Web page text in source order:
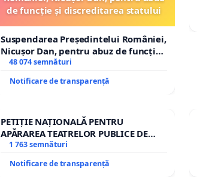
de funcție și discreditarea statului
Suspendarea Președintelui României,
Nicușor Dan, pentru abuz de funcție
și discreditarea statului
48 074 semnături
Notificare de transparență
PETIȚIE NAȚIONALĂ PENTRU
APĂRAREA TEATRELOR PUBLICE DE
REPERTORIU DIN ROMÂNIA
1 763 semnături
Notificare de transparență